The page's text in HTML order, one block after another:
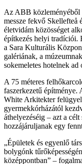
Az ABB közleményéből
messze fekvő Skellefteå
életvidám közösséget
építkezés helyi tradíciói.
a Sara Kulturális
galériának, a
sokemeletes hotelnek ad
A 75 méteres
faszerkezetű építménye.
White Arkitekter
gyermekkórházától
áthelyezéséig – azt a
hozzájáruljanak egy
Épületek és egyenlő
bolygónk
középpontban
–